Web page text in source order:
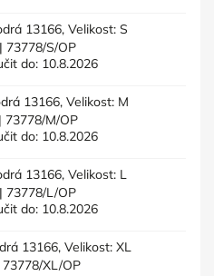
13166, Velikost: S
| 73778/S/OP
do: 10.8.2026
13166, Velikost: M
| 73778/M/OP
do: 10.8.2026
13166, Velikost: L
| 73778/L/OP
do: 10.8.2026
13166, Velikost: XL
73778/XL/OP